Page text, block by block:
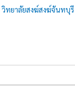
วิทยาลัยสงฆ์สงฆ์จันทบุรี